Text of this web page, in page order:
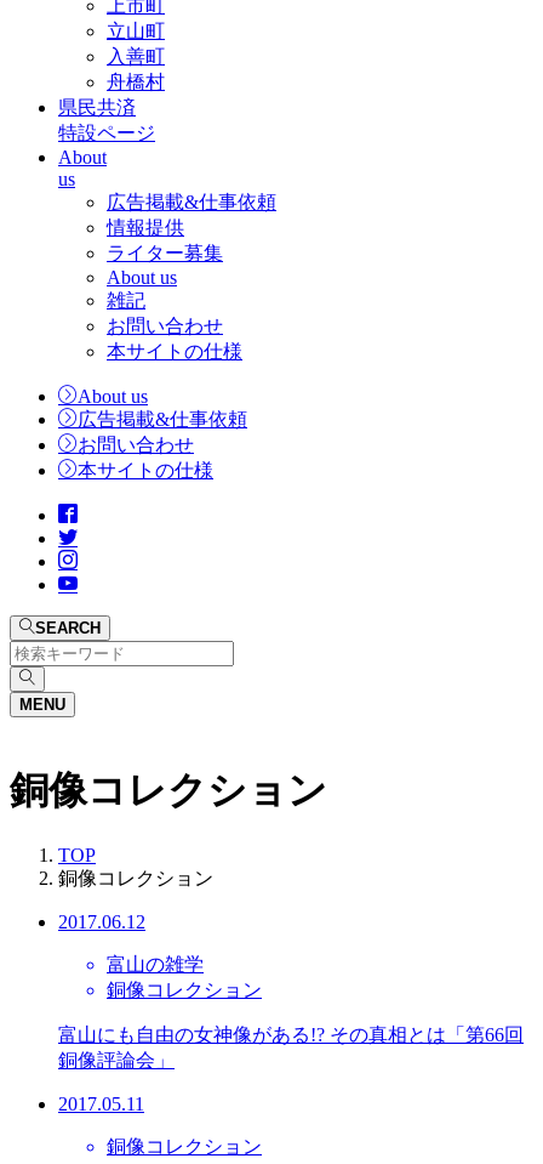
上市町
立山町
入善町
舟橋村
県民共済
特設ページ
About
us
広告掲載&仕事依頼
情報提供
ライター募集
About us
雑記
お問い合わせ
本サイトの仕様
About us
広告掲載&仕事依頼
お問い合わせ
本サイトの仕様
SEARCH
MENU
銅像コレクション
TOP
銅像コレクション
2017.06.12
富山の雑学
銅像コレクション
富山にも自由の女神像がある!? その真相とは「第66回
銅像評論会」
2017.05.11
銅像コレクション